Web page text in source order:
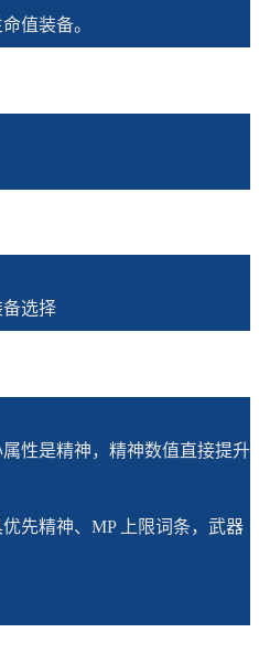
值装备。
备选择
性是精神，精神数值直接提升
先精神、MP 上限词条，武器